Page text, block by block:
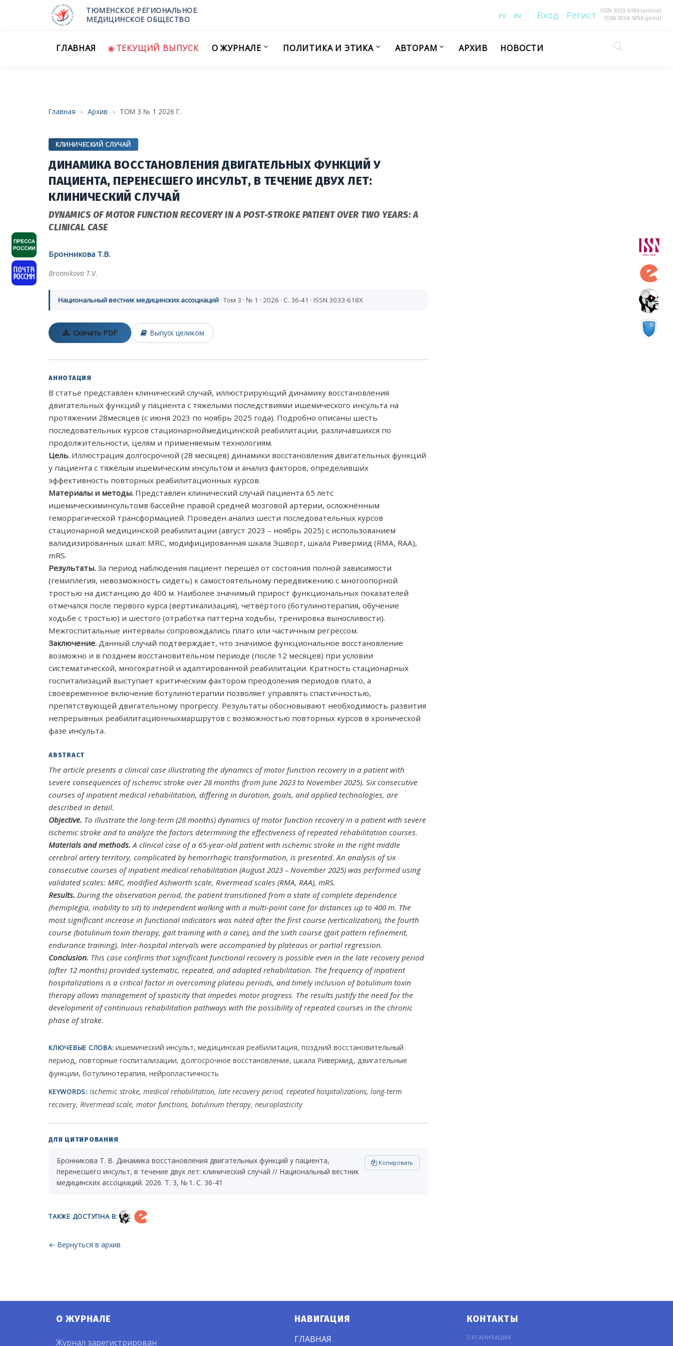
ТЮМЕНСКОЕ РЕГИОНАЛЬНОЕ
МЕДИЦИНСКОЕ ОБЩЕСТВО
РУ EN Вход Регистрация
ГЛАВНАЯ ТЕКУЩИЙ ВЫПУСК О ЖУРНАЛЕ ПОЛИТИКА И ЭТИКА АВТОРАМ АРХИВ НОВОСТИ
ISSN 3033-618X (online)
ISSN 3034-509X (print)
Главная › Архив › ТОМ 3 № 1 2026 Г.
КЛИНИЧЕСКИЙ СЛУЧАЙ
ДИНАМИКА ВОССТАНОВЛЕНИЯ ДВИГАТЕЛЬНЫХ ФУНКЦИЙ У
ПАЦИЕНТА, ПЕРЕНЕСШЕГО ИНСУЛЬТ, В ТЕЧЕНИЕ ДВУХ ЛЕТ:
КЛИНИЧЕСКИЙ СЛУЧАЙ
DYNAMICS OF MOTOR FUNCTION RECOVERY IN A POST-STROKE PATIENT OVER TWO YEARS: A
CLINICAL CASE
Бронникова Т.В.
Bronnikova T.V.
Национальный вестник медицинских ассоциаций · Том 3 · № 1 · 2026 · С. 36-41 · ISSN 3033-618X
Скачать PDF Выпуск целиком
АННОТАЦИЯ
В статье представлен клинический случай, иллюстрирующий динамику восстановления
двигательных функций у пациента с тяжелыми последствиями ишемического инсульта на
протяжении 28месяцев (с июня 2023 по ноябрь 2025 года). Подробно описаны шесть
последовательных курсов стационарноймедицинской реабилитации, различавшихся по
продолжительности, целям и применяемым технологиям.
Цель. Иллюстрация долгосрочной (28 месяцев) динамики восстановления двигательных функций
у пациента с тяжёлым ишемическим инсультом и анализ факторов, определивших
эффективность повторных реабилитационных курсов.
Материалы и методы. Представлен клинический случай пациента 65 летс
ишемическиминсультомв бассейне правой средней мозговой артерии, осложнённым
геморрагической трансформацией. Проведён анализ шести последовательных курсов
стационарной медицинской реабилитации (август 2023 – ноябрь 2025) с использованием
валидизированных шкал: MRC, модифицированная шкала Эшворт, шкала Ривермид (RMA, RAA),
mRS.
Результаты. За период наблюдения пациент перешёл от состояния полной зависимости
(гемиплегия, невозможность сидеть) к самостоятельному передвижению с многоопорной
тростью на дистанцию до 400 м. Наиболее значимый прирост функциональных показателей
отмечался после первого курса (вертикализация), четвёртого (ботулинотерапия, обучение
ходьбе с тростью) и шестого (отработка паттерна ходьбы, тренировка выносливости).
Межгоспитальные интервалы сопровождались плато или частичным регрессом.
Заключение. Данный случай подтверждает, что значимое функциональное восстановление
возможно и в позднем восстановительном периоде (после 12 месяцев) при условии
систематической, многократной и адаптированной реабилитации. Кратность стационарных
госпитализаций выступает критическим фактором преодоления периодов плато, а
своевременное включение ботулинотерапии позволяет управлять спастичностью,
препятствующей двигательному прогрессу. Результаты обосновывают необходимость развития
непрерывных реабилитационныхмаршрутов с возможностью повторных курсов в хронической
фазе инсульта.
ABSTRACT
The article presents a clinical case illustrating the dynamics of motor function recovery in a patient with
severe consequences of ischemic stroke over 28 months (from June 2023 to November 2025). Six consecutive
courses of inpatient medical rehabilitation, differing in duration, goals, and applied technologies, are
described in detail.
Objective. To illustrate the long-term (28 months) dynamics of motor function recovery in a patient with severe
ischemic stroke and to analyze the factors determining the effectiveness of repeated rehabilitation courses.
Materials and methods. A clinical case of a 65-year-old patient with ischemic stroke in the right middle
cerebral artery territory, complicated by hemorrhagic transformation, is presented. An analysis of six
consecutive courses of inpatient medical rehabilitation (August 2023 – November 2025) was performed using
validated scales: MRC, modified Ashworth scale, Rivermead scales (RMA, RAA), mRS.
Results. During the observation period, the patient transitioned from a state of complete dependence
(hemiplegia, inability to sit) to independent walking with a multi-point cane for distances up to 400 m. The
most significant increase in functional indicators was noted after the first course (verticalization), the fourth
course (botulinum toxin therapy, gait training with a cane), and the sixth course (gait pattern refinement,
endurance training). Inter-hospital intervals were accompanied by plateaus or partial regression.
Conclusion. This case confirms that significant functional recovery is possible even in the late recovery period
(after 12 months) provided systematic, repeated, and adapted rehabilitation. The frequency of inpatient
hospitalizations is a critical factor in overcoming plateau periods, and timely inclusion of botulinum toxin
therapy allows management of spasticity that impedes motor progress. The results justify the need for the
development of continuous rehabilitation pathways with the possibility of repeated courses in the chronic
phase of stroke.
КЛЮЧЕВЫЕ СЛОВА:ишемический инсульт, медицинская реабилитация, поздний восстановительный
период, повторные госпитализации, долгосрочное восстановление, шкала Ривермид, двигательные
функции, ботулинотерапия, нейропластичность
KEYWORDS: ischemic stroke, medical rehabilitation, late recovery period, repeated hospitalizations, long-term
recovery, Rivermead scale, motor functions, botulinum therapy, neuroplasticity
ДЛЯ ЦИТИРОВАНИЯ
Бронникова Т. В. Динамика восстановления двигательных функций у пациента,
перенесшего инсульт, в течение двух лет: клинический случай // Национальный вестник
медицинских ассоциаций. 2026. Т. 3, № 1. С. 36-41
Копировать
ТАКЖЕ ДОСТУПНА В:
← Вернуться в архив
О ЖУРНАЛЕ
Журнал зарегистрирован
НАВИГАЦИЯ
ГЛАВНАЯ
КОНТАКТЫ
ОРГАНИЗАЦИЯ